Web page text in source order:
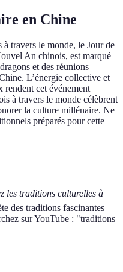
en Chine
travers le monde, le Jour de
An chinois, est marqué
et des réunions
L’énergie collective et
rendent cet événement
à travers le monde célèbrent
la culture millénaire. Ne
préparés pour cette
les traditions culturelles à
des traditions fascinantes
sur YouTube : "traditions